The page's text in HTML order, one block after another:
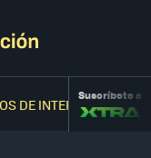
DE INTERNETSuscríbete a